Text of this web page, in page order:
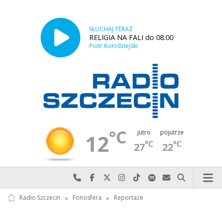
SŁUCHAJ TERAZ
RELIGIA NA FALI do 08:00
Piotr Kołodziejski
12°C jutro
27°C
pojutrze
22°C
Najlepiej po prostu do nas zadzwoń
Odwiedź nas na Facebook-u
Odwiedź nas na X
Odwiedź nas na Instagram-ie
Odwiedź nas na TikTok-u
Szukaj nas na Spotify
Wyślij do nas
Szukaj
Radio Szczecin » Fonosfera » Reportaże